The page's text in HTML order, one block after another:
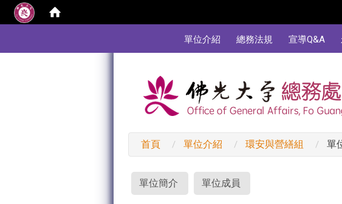
單位介紹
總務法規 宣導Q&A
首頁 單位介紹 環安與營繕組 單
單位簡介 單位成員